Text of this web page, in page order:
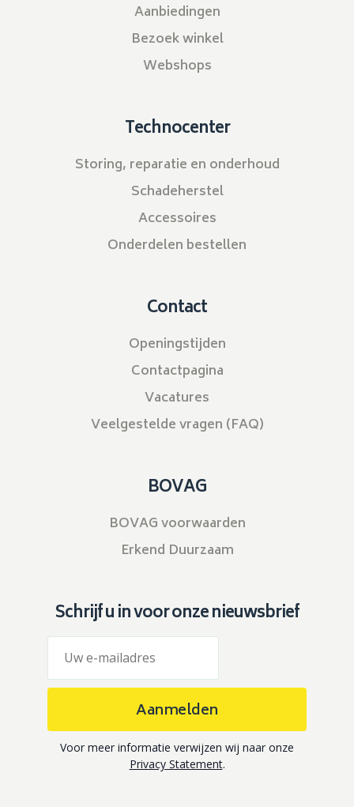
Aanbiedingen
Bezoek winkel
Webshops
Technocenter
Storing, reparatie en onderhoud
Schadeherstel
Accessoires
Onderdelen bestellen
Contact
Openingstijden
Contactpagina
Vacatures
Veelgestelde vragen (FAQ)
BOVAG
BOVAG voorwaarden
Erkend Duurzaam
Schrijf u in voor onze nieuwsbrief
Aanmelden
Voor meer informatie verwijzen wij naar onze
Privacy Statement.